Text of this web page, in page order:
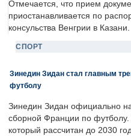
Отмечается, что прием
приостанавливается по
консульства Венгрии в Казани.
СПОРТ
Зинедин Зидан стал главным
футболу
Зинедин Зидан официально
сборной Франции по футболу.
который рассчитан до 2030